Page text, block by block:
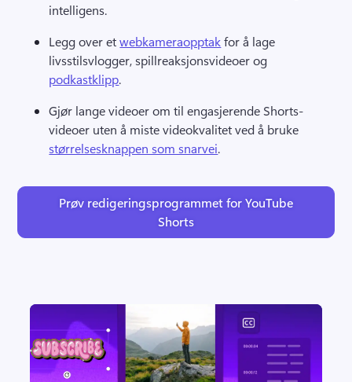
intelligens.
Legg over et webkameraopptak for å lage
livsstilsvlogger, spillreaksjonsvideoer og
podkastklipp.
Gjør lange videoer om til engasjerende Shorts-
videoer uten å miste videokvalitet ved å bruke
størrelsesknappen som snarvei.
Prøv redigeringsprogrammet for YouTube
Shorts